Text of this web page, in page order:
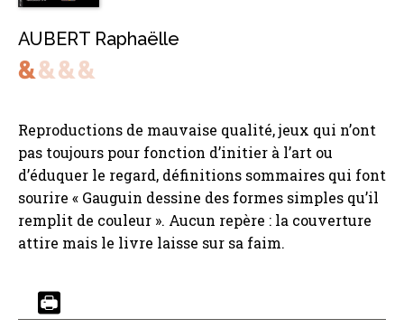
AUBERT Raphaëlle
Reproductions de mauvaise qualité, jeux qui n’ont
pas toujours pour fonction d’initier à l’art ou
d’éduquer le regard, définitions sommaires qui font
sourire « Gauguin dessine des formes simples qu’il
remplit de couleur ». Aucun repère : la couverture
attire mais le livre laisse sur sa faim.